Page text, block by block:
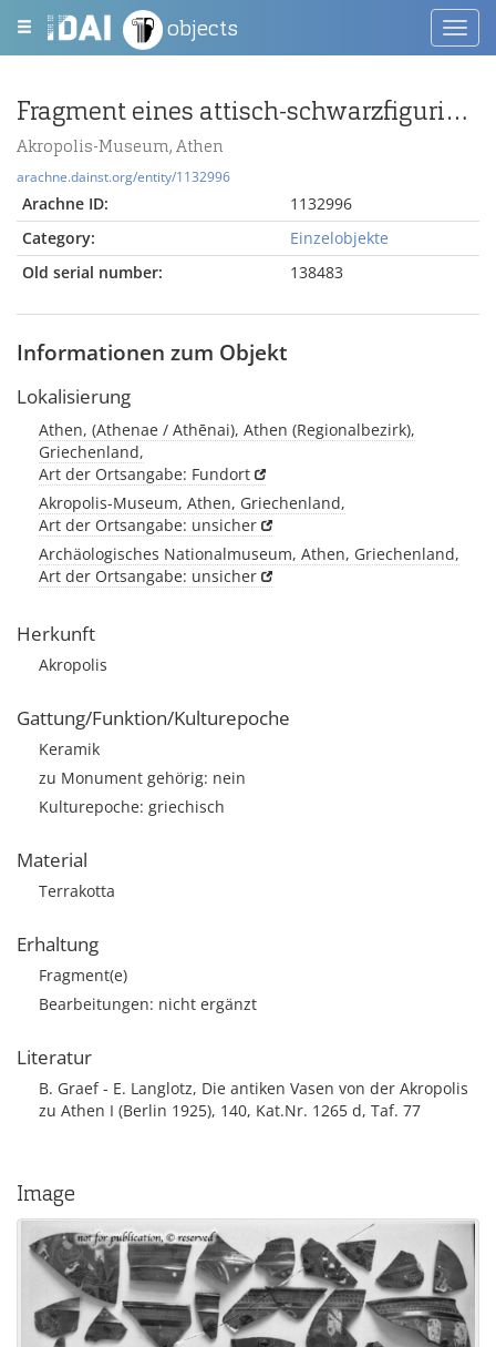
objects
Fragment eines attisch-schwarzfigurigen Skyphos mit Schild ?
Akropolis-Museum, Athen
arachne.dainst.org/entity/1132996
Arachne ID:
1132996
Category:
Einzelobjekte
Old serial number:
138483
Informationen zum Objekt
Lokalisierung
Athen, (Athenae / Athēnai), Athen (Regionalbezirk),
Griechenland,
Art der Ortsangabe: Fundort
Akropolis-Museum, Athen, Griechenland,
Art der Ortsangabe: unsicher
Archäologisches Nationalmuseum, Athen, Griechenland,
Art der Ortsangabe: unsicher
Herkunft
Akropolis
Gattung/Funktion/Kulturepoche
Keramik
zu Monument gehörig: nein
Kulturepoche: griechisch
Material
Terrakotta
Erhaltung
Fragment(e)
Bearbeitungen: nicht ergänzt
Literatur
B. Graef - E. Langlotz, Die antiken Vasen von der Akropolis
zu Athen I (Berlin 1925), 140, Kat.Nr. 1265 d, Taf. 77
Image